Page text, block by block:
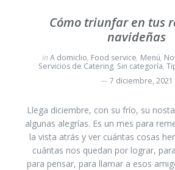
Cómo triunfar en tus
navideñas
inA domiclio, Food service, Menú,
Servicios de Catering, Sin categoría,
7 diciembre, 2021
Llega diciembre, con su frío, su
algunas alegrías. Es un mes para
la vista atrás y ver cuántas cosas
cuántas nos quedan por lograr,
para pensar, para llamar a esos